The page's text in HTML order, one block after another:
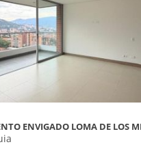
ENVIGADO LOMA DE LOS